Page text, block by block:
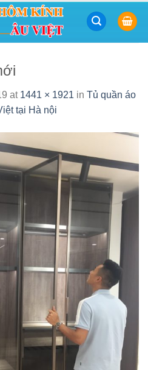
at 1441 × 1921 in Tủ quần áo
tại Hà nội